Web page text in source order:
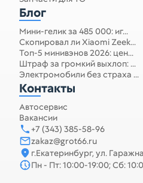
Блог
Мини-гелик за 485 000: иг...
Скопировал ли Xiaomi Zeek...
Топ-5 минивэнов 2026: цен...
Штраф за громкий выхлоп: ...
Электромобили без страха ...
Контакты
Автосервис
Вакансии
+7 (343) 385-58-96
zakaz@grot66.ru
г.Екатеринбург, ул.
Пн - Пт: 10:00-19:00; Сб: